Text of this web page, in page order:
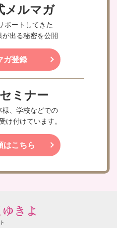
メルマガ
ポートしてきた
出る秘密を公開
ガ登録
ミナー
様、学校などでの
け付けています。
はこちら